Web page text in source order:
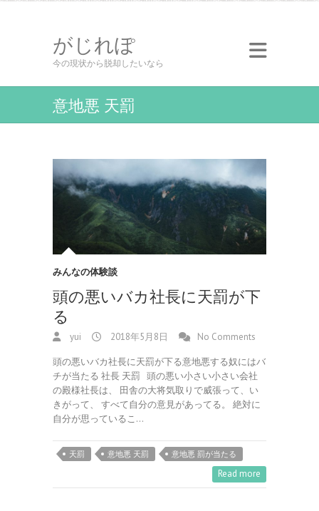
がじれぽ
今の現状から脱却したいなら
意地悪 天罰
みんなの体験談
頭の悪いバカ社長に天罰が下
る
yui 2018年5月8日 No Comments
頭の悪いバカ社長に天罰が下る意地悪する奴にはバ
チが当たる 社長 天罰 頭の悪い小さい小さい会社
の殿様社長は、 田舎の大将気取りで威張って、い
きがって、 すべて自分の意見があってる。 絶対に
自分が思っているこ…
天罰 意地悪 天罰 意地悪 罰が当たる
Read more